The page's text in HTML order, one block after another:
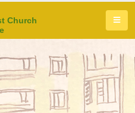
Church